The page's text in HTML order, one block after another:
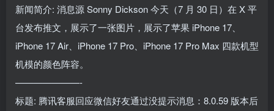
新闻简介: 消息源 Sonny Dickson 今天（7 月 30 日）在 X 平
台发布推文，展示了一张图片，展示了苹果 iPhone 17、
iPhone 17 Air、iPhone 17 Pro、iPhone 17 Pro Max 四款机型
机模的颜色阵容。
———————-
标题: 腾讯客服回应微信好友通过没提示消息：8.0.59 版本后